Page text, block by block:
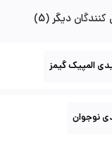
دیگر (5)
المپیک گیمز
نوجوان